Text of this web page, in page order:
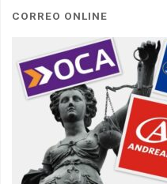
CORREO ONLINE